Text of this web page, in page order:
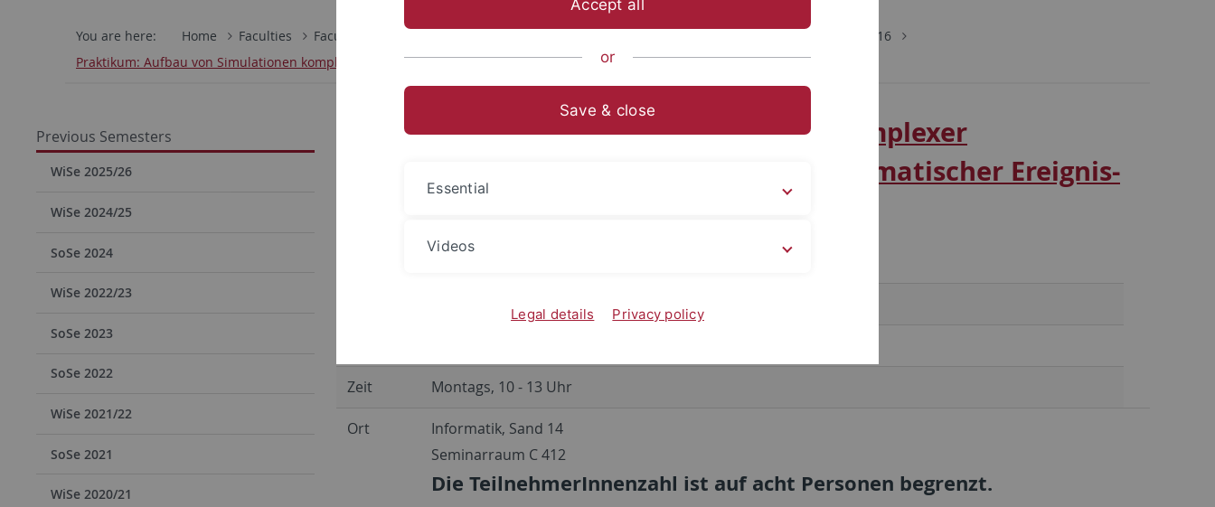
You are here: Home Faculties Faculty of Science
SoSe 2016
Praktikum: Aufbau von Simulationen komplexer Aufgabenszenarien
Previous Semesters
WiSe 2025/26
WiSe 2024/25
SoSe 2024
WiSe 2022/23
SoSe 2023
SoSe 2022
WiSe 2021/22
SoSe 2021
WiSe 2020/21
Praktikum: Aufbau von Simulationen komplexer
Aufgabenszenarien für Agenten mit automatischer Ereignis-
Zeit Montags, 10 - 13 Uhr
Ort
Informatik, Sand 14
Seminarraum C 412
Die TeilnehmerInnenzahl ist auf acht Personen begrenzt.
Accept all
or
Save & close
Essential
Videos
Legal details Privacy policy